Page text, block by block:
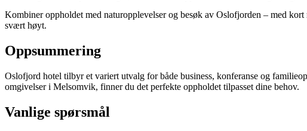
Kombiner oppholdet med naturopplevelser og besøk av Oslofjorden – med
svært høyt.
Oppsummering
Oslofjord hotel tilbyr et variert utvalg for både business, konferanse og
omgivelser i Melsomvik, finner du det perfekte oppholdet tilpasset dine behov.
Vanlige spørsmål